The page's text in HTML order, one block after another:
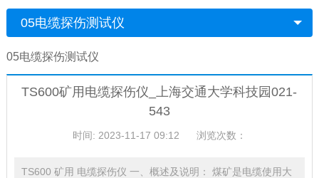
05电缆探伤测试仪
05电缆探伤测试仪
TS600矿用电缆探伤仪_上海交通大学科技园021-
543
时间: 2023-11-17 09:12 浏览次数：
TS600 矿用 电缆探伤仪 一、概述及说明： 煤矿是电缆使用大